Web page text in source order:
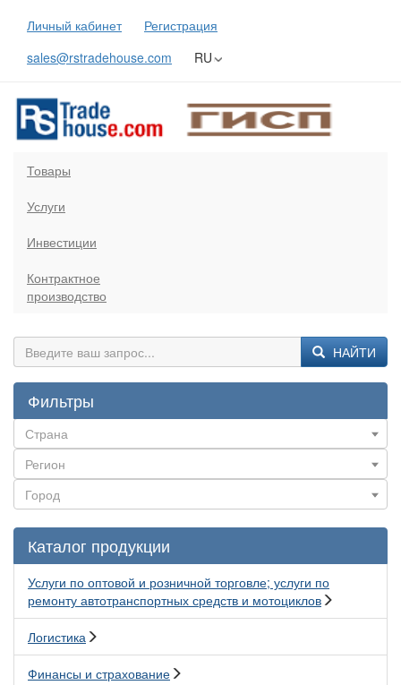
Личный кабинет
Регистрация
sales@rstradehouse.com
RU
Товары
Услуги
Инвестиции
Контрактное
производство
НАЙТИ
Фильтры
Каталог продукции
Услуги по оптовой и розничной торговле; услуги по
ремонту автотранспортных средств и мотоциклов
Логистика
Финансы и страхование